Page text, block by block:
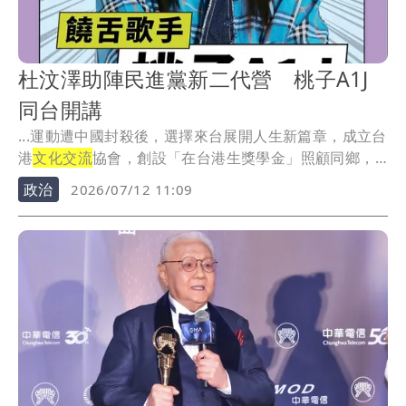
杜汶澤助陣民進黨新二代營 桃子A1J
同台開講
...運動遭中國封殺後，選擇來台展開人生新篇章，成立台
港文化交流協會，創設「在台港生獎學金」照顧同鄉，
疫情...
政治 2026/07/12 11:09